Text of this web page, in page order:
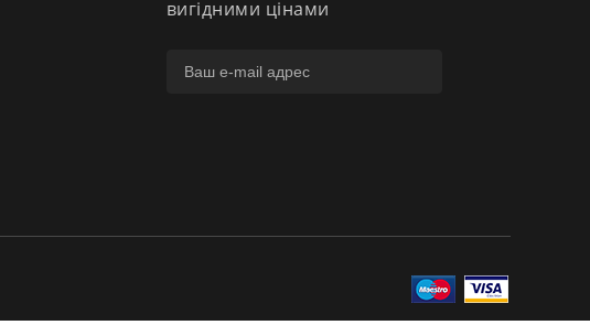
вигідними цінами